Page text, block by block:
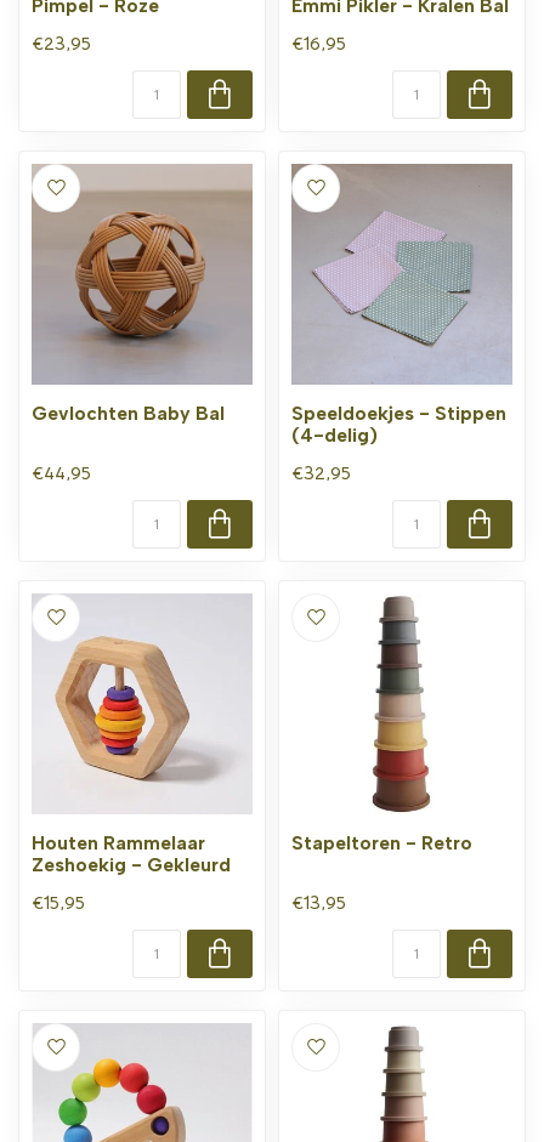
Pimpel - Roze
€23,95
Emmi Pikler - Kralen Bal
€16,95
Gevlochten Baby Bal
€44,95
Speeldoekjes - Stippen
(4-delig)
€32,95
Houten Rammelaar
Zeshoekig - Gekleurd
€15,95
Stapeltoren - Retro
€13,95